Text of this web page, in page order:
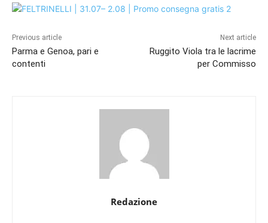
Previous article
Parma e Genoa, pari e
contenti
Next article
Ruggito Viola tra le lacrime
per Commisso
Redazione